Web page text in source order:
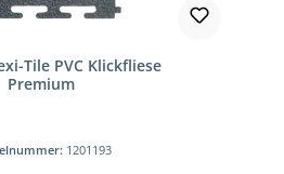
Tile PVC Klickfliese
Premium
1201193